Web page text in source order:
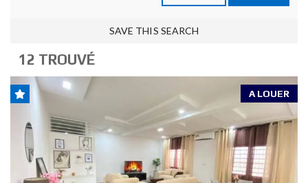
SAVE THIS SEARCH
12 TROUVÉ
A LOUER